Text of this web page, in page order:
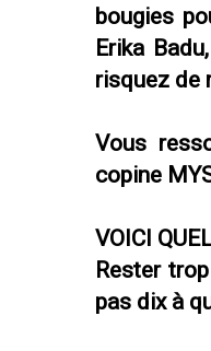
bougies
Erika
risquez de
Vous
copine
VOICI
Rester
pas dix à